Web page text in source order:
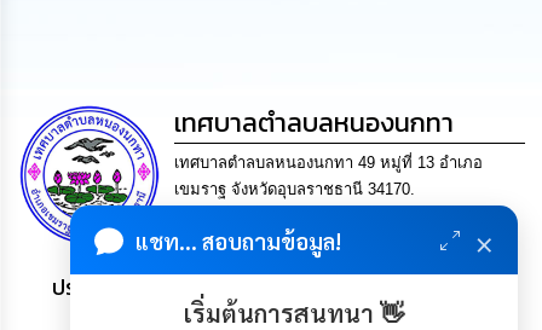
การ
ดำเนิน
การ
เพื่อ
ป้องกัน
การ
ทุจริต
แชท... สอบถามข้อมูล! ×
เริ่มต้นการสนทนา 👋
เทศบาลตำลบลหนองนกทา
เทศบาลตำลบลหนองนกทา 49 หมู่ที่ 13 อำเภอ
เขมราฐ จังหวัดอุบลราชธานี 34170.
saraban@nongnoktha.go.th
ประชาชน มีภูมิคุ้มกัน พึ่งพาตนเอง พอเพียง เป็นสุข